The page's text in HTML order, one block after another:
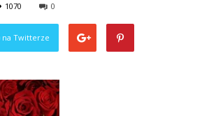
1070 0
na Twitterze